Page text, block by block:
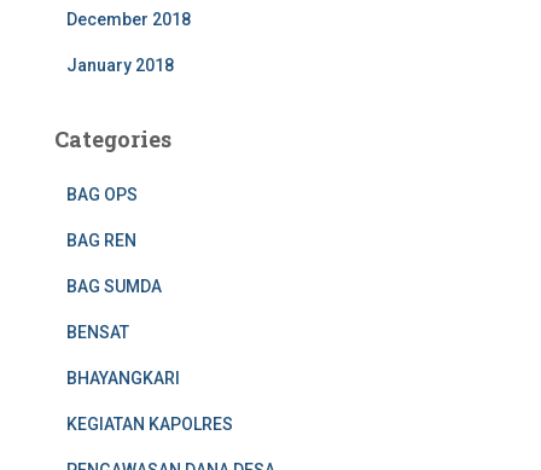
December 2018
January 2018
Categories
BAG OPS
BAG REN
BAG SUMDA
BENSAT
BHAYANGKARI
KEGIATAN KAPOLRES